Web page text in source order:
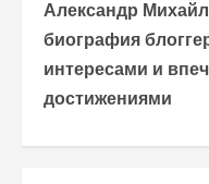
д
о
л
ж
Александр
биография
интересами и
достижениями